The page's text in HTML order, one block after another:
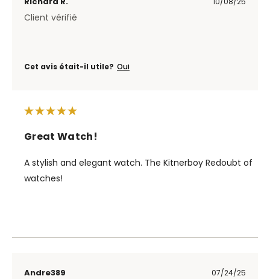
Client vérifié
Cet avis était-il utile? Oui
Great Watch!
A stylish and elegant watch. The Kitnerboy Redoubt of
watches!
Andre389 07/24/25